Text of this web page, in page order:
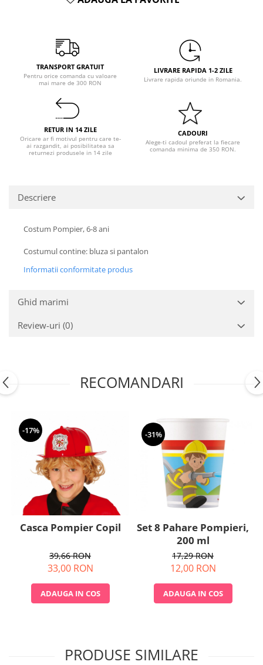
Petrecere Mexicana
Petrecere Tropicala
Summer Party
Petrecere Majorat
Petrecere 30 ani
Petrecere 40 Ani
Petrecere 50 ani
Ocazie
Botez
Halloween
Nunta
Petrecere 1 An
Petreceri Aniversare
TRANSPORT GRATUIT
Pentru orice comanda cu valoare
mai mare de 300 RON
LIVRARE RAPIDA 1-2 ZILE
Livrare rapida oriunde in Romania.
RETUR IN 14 ZILE
Oricare ar fi motivul pentru care te-
ai razgandit, ai posibilitatea sa
returnezi produsele in 14 zile
CADOURI
Alege-ti cadoul preferat la fiecare
comanda minima de 350 RON.
Descriere
Costum Pompier, 6-8 ani
Costumul contine: bluza si pantalon
Informatii conformitate produs
Ghid marimi
Review-uri (0)
RECOMANDARI
-17%
Casca Pompier Copil
39,66 RON
33,00 RON
ADAUGA IN COS
-31%
Set 8 Pahare Pompieri,
200 ml
17,29 RON
12,00 RON
ADAUGA IN COS
PRODUSE SIMILARE